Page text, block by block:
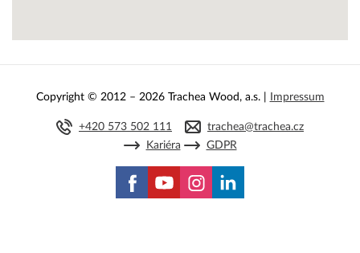
Copyright © 2012 – 2026 Trachea Wood, a.s. | Impressum
+420 573 502 111
trachea@trachea.cz
Kariéra
GDPR